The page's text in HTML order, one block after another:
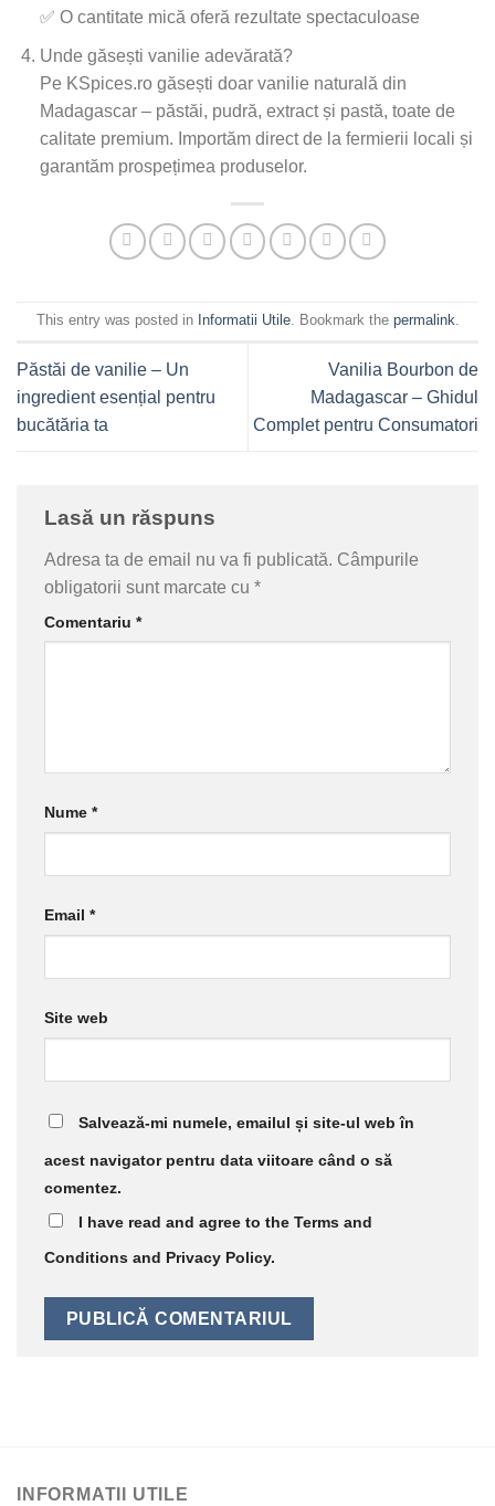
✅ O cantitate mică oferă rezultate spectaculoase
Unde găsești vanilie adevărată?
Pe KSpices.ro găsești doar vanilie naturală din
Madagascar – păstăi, pudră, extract și pastă, toate de
calitate premium. Importăm direct de la fermierii locali și
garantăm prospețimea produselor.
This entry was posted in Informatii Utile. Bookmark the permalink
Păstăi de vanilie – Un
ingredient esențial pentru
bucătăria ta
Vanilia Bourbon de
Madagascar – Ghidul
Complet pentru Consumatori
Lasă un răspuns
Adresa ta de email nu va fi publicată. Câmpurile
obligatorii sunt marcate cu *
Comentariu *
Nume *
Email *
Site web
Salvează-mi numele, emailul și site-ul web în
acest navigator pentru data viitoare când o să
comentez.
I have read and agree to the Terms and
Conditions and Privacy Policy.
INFORMATII UTILE